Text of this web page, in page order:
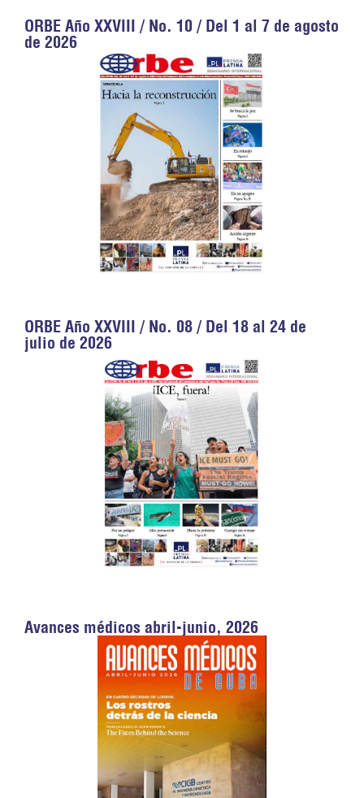
ORBE Año XXVIII / No. 10 / Del 1 al 7 de agosto
de 2026
ORBE Año XXVIII / No. 08 / Del 18 al 24 de
julio de 2026
Avances médicos abril-junio, 2026